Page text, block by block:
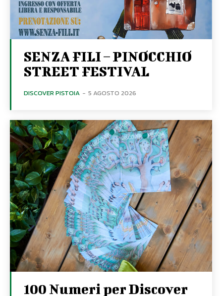
SENZA FILI – PINOCCHIO
STREET FESTIVAL
DISCOVER PISTOIA - 5 AGOSTO 2026
100 Numeri per Discover